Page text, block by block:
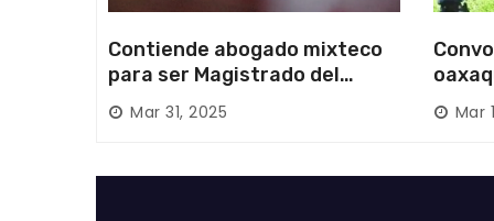
Contiende abogado mixteco
para ser Magistrado del
Poder Judicial; es originario
de Huajuapan de León
Mar 31, 2025 Mar